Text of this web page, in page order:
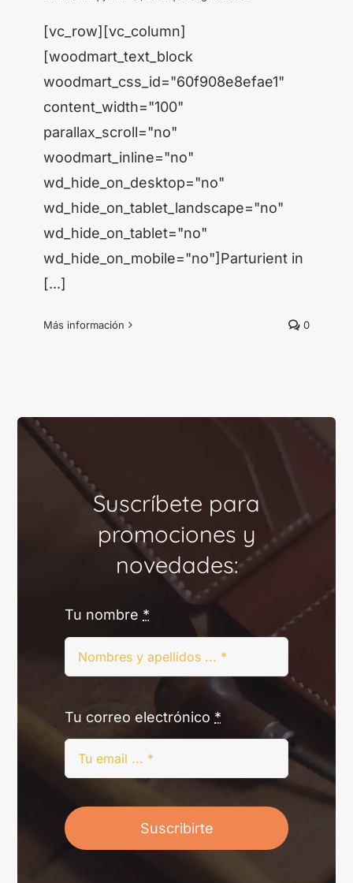
[vc_row][vc_column]
[woodmart_text_block
woodmart_css_id="60f908e8efae1"
content_width="100"
parallax_scroll="no"
woodmart_inline="no"
wd_hide_on_desktop="no"
wd_hide_on_tablet_landscape="no"
wd_hide_on_tablet="no"
wd_hide_on_mobile="no"]Parturient in
[...]
Más información 0
Suscríbete para
promociones y
novedades:
Tu nombre *
Tu correo electrónico *
Suscribirte